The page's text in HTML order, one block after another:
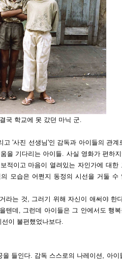
국 학교에 못 갔던 마닉 군.
'사진 선생님'인 감독과 아이들의 관계
을 기다리는 아이들. 사실 영화가 편하
적이고 마음이 열려있는 자인가에 대한
모습은 어쩐지 동정의 시선을 거둘 수
라는 것, 그러기 위해 자신이 애써야 한
텐데, 그런데 아이들은 그 안에서도 행복
이 불편했었나보다.
들인다. 감독 스스로의 나레이션, 아이